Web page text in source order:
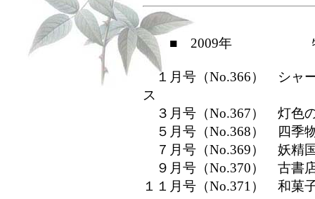
■ 2009年 特集
１月号（No.366） シャ
ス
３月号（No.367） 灯色
５月号（No.368） 四季
７月号（No.369） 妖精
９月号（No.370） 古書
１１月号（No.371） 和菓